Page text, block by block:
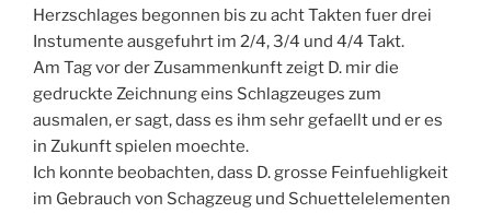
Herzschlages begonnen bis zu acht Takten fuer drei
Instumente ausgefuhrt im 2/4, 3/4 und 4/4 Takt.
Am Tag vor der Zusammenkunft zeigt D. mir die
gedruckte Zeichnung eins Schlagzeuges zum
ausmalen, er sagt, dass es ihm sehr gefaellt und er es
in Zukunft spielen moechte.
Ich konnte beobachten, dass D. grosse Feinfuehligkeit
im Gebrauch von Schagzeug und Schuettelelementen